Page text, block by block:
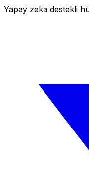
Yapay zeka destekli